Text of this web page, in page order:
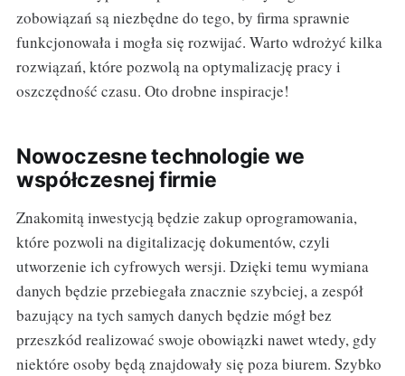
zobowiązań są niezbędne do tego, by firma sprawnie
funkcjonowała i mogła się rozwijać. Warto wdrożyć kilka
rozwiązań, które pozwolą na optymalizację pracy i
oszczędność czasu. Oto drobne inspiracje!
Nowoczesne technologie we
współczesnej firmie
Znakomitą inwestycją będzie zakup oprogramowania,
które pozwoli na digitalizację dokumentów, czyli
utworzenie ich cyfrowych wersji. Dzięki temu wymiana
danych będzie przebiegała znacznie szybciej, a zespół
bazujący na tych samych danych będzie mógł bez
przeszkód realizować swoje obowiązki nawet wtedy, gdy
niektóre osoby będą znajdowały się poza biurem. Szybko